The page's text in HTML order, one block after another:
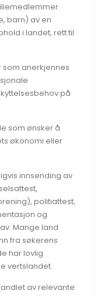
barn) av en
i landet, rett til
som anerkjennes
på
som ønsker å
økonomi eller
innsending av
politiattest,
og
Mange land
fra søkerens
har lovlig
vertslandet.
av relevante